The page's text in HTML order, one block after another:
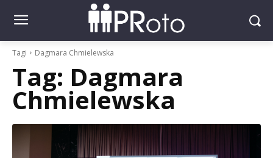
Tagi Dagmara Chmielewska
Tag: Dagmara
Chmielewska